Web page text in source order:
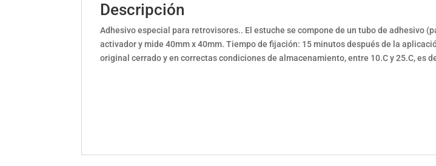
Descripción
Adhesivo especial para retrovisores.. El estuche se compone de un tubo de adhesivo
activador y mide 40mm x 40mm. Tiempo de fijación: 15 minutos después de la
original cerrado y en correctas condiciones de almacenamiento, entre 10.C y 25.C, es